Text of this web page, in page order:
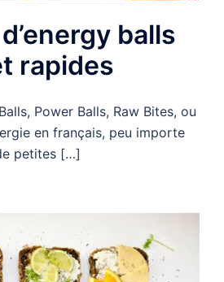
balls
rapides
Power Balls, Raw Bites, ou
en français, peu importe
petites […]